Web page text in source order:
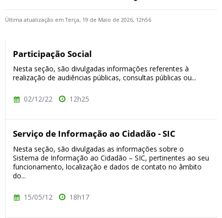
Última atualização em Terça, 19 de Maio de 2026, 12h56
Participação Social
Nesta seção, são divulgadas informações referentes à
realização de audiências públicas, consultas públicas ou...
02/12/22 12h25
Serviço de Informação ao Cidadão - SIC
Nesta seção, são divulgadas as informações sobre o
Sistema de Informação ao Cidadão – SIC, pertinentes ao seu
funcionamento, localização e dados de contato no âmbito
do...
15/05/12 18h17